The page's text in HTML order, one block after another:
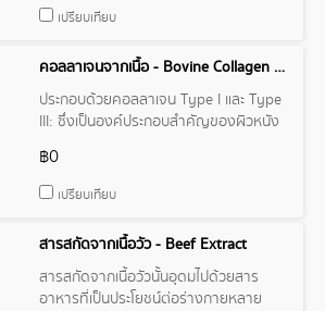
เปรียบเทียบ
คอลลาเจนจากเนื้อ - Bovine Collagen Powder/Granular
ประกอบด้วยคอลลาเจน Type I และ Type
III: ซึ่งเป็นองค์ประกอบสำคัญของผิวหนัง
฿0
เปรียบเทียบ
สารสกัดจากเนื้อวัว - Beef Extract
สารสกัดจากเนื้อวัวนั้นอุดมไปด้วยสาร
อาหารที่เป็นประโยชน์ต่อร่างกายหลาย